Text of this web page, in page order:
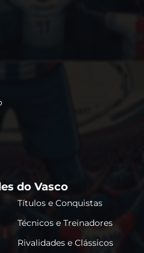
do Vasco
Títulos e Conquistas
Técnicos e Treinadores
Rivalidades e Clássicos